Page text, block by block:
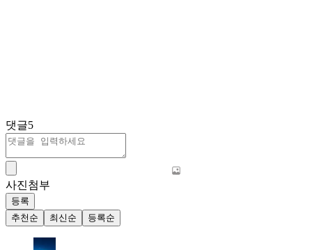
댓글5
사진첨부
등록
추천순
최신순 등록순